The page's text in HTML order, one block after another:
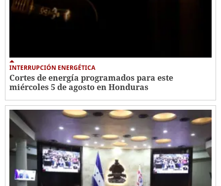
INTERRUPCIÓN ENERGÉTICA
Cortes de energía programados para este
miércoles 5 de agosto en Honduras